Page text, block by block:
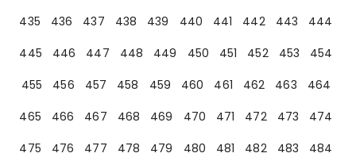
435
436 437 438 439 440 441 442 443
444
445
446 447 448 449 450 451 452 453
454
455
456 457 458 459 460 461 462 463
464
465
466 467 468 469 470 471 472 473
474
475
476 477 478 479 480 481 482 483
484